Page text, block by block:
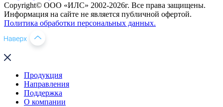
Copyright© ООО «ИЛС» 2002-2026г. Все права защищены.
Информация на сайте не является публичной офертой.
Политика обработки персональных данных.
Продукция
Направления
Поддержка
О компании